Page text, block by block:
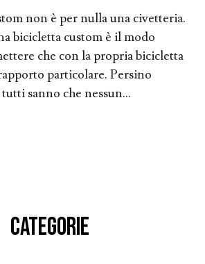
non è per nulla una civetteria.
bicicletta custom è il modo
che con la propria bicicletta
particolare. Persino
sanno che nessun...
CATEGORIE